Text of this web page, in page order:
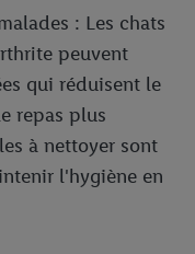
: Les chats
peuvent
qui réduisent le
repas plus
à nettoyer sont
l'hygiène en
votre adresse e-
identifiants
des finalités
sur le
uniquement
En cliquant sur «
pour toutes les